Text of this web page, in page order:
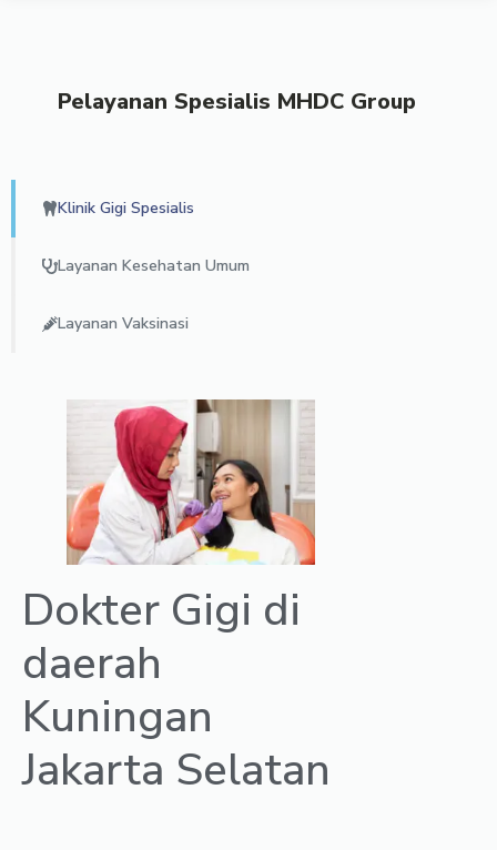
Pelayanan Spesialis MHDC Group
Klinik Gigi Spesialis
Layanan Kesehatan Umum
Layanan Vaksinasi
Dokter Gigi di
daerah
Kuningan
Jakarta Selatan